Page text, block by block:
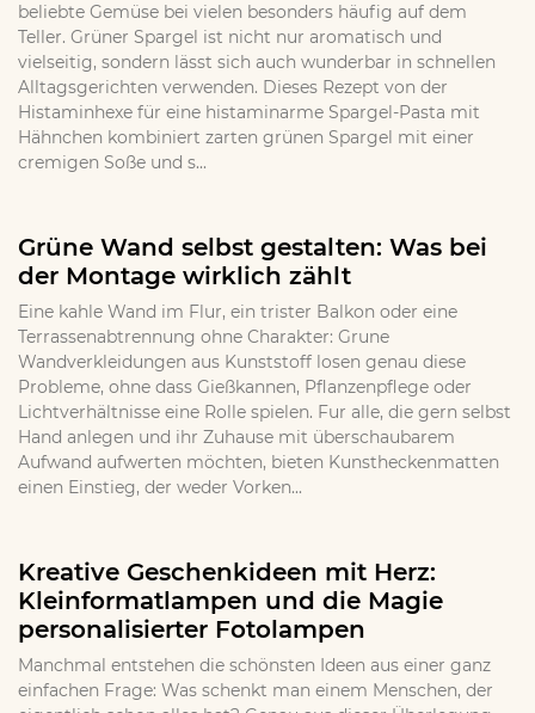
beliebte Gemüse bei vielen besonders häufig auf dem
Teller. Grüner Spargel ist nicht nur aromatisch und
vielseitig, sondern lässt sich auch wunderbar in schnellen
Alltagsgerichten verwenden. Dieses Rezept von der
Histaminhexe für eine histaminarme Spargel-Pasta mit
Hähnchen kombiniert zarten grünen Spargel mit einer
cremigen Soße und s...
Grüne Wand selbst gestalten: Was bei
der Montage wirklich zählt
Eine kahle Wand im Flur, ein trister Balkon oder eine
Terrassenabtrennung ohne Charakter: Grune
Wandverkleidungen aus Kunststoff losen genau diese
Probleme, ohne dass Gießkannen, Pflanzenpflege oder
Lichtverhältnisse eine Rolle spielen. Fur alle, die gern selbst
Hand anlegen und ihr Zuhause mit überschaubarem
Aufwand aufwerten möchten, bieten Kunstheckenmatten
einen Einstieg, der weder Vorken...
Kreative Geschenkideen mit Herz:
Kleinformatlampen und die Magie
personalisierter Fotolampen
Manchmal entstehen die schönsten Ideen aus einer ganz
einfachen Frage: Was schenkt man einem Menschen, der